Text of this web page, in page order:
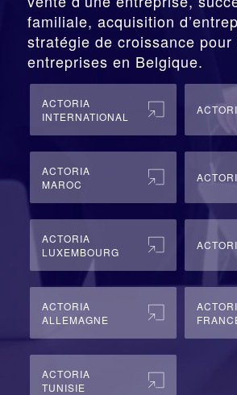
familiale, acquisition
stratégie de croissance pour
entreprises en Belgique.
ACTORIA
INTERNATIONAL
ACTORIA
MAROC
ACTORIA
LUXEMBOURG
ACTORIA
ALLEMAGNE
ACTORIA
TUNISIE